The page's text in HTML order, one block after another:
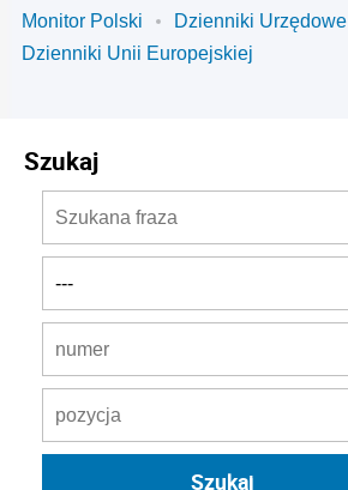
Monitor Polski
Dzienniki Urzędowe
Dzienniki Unii Europejskiej
Szukaj